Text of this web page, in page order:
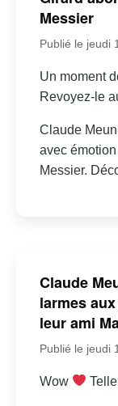
Messier
Publié le jeudi
Un moment
Revoyez-le
Claude
avec
Messier.
Claude
larmes
leur ami
Publié le jeudi
Wow